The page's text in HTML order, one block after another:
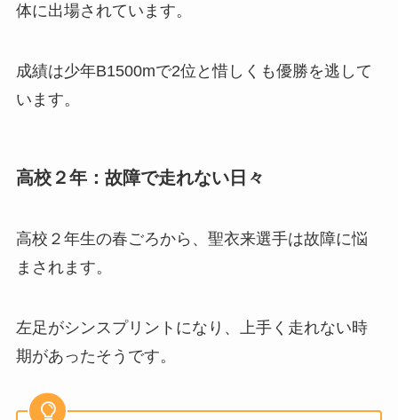
体に出場されています。
成績は少年B1500mで2位と惜しくも優勝を逃して
います。
高校２年：故障で走れない日々
高校２年生の春ごろから、聖衣来選手は故障に悩
まされます。
左足がシンスプリントになり、上手く走れない時
期があったそうです。